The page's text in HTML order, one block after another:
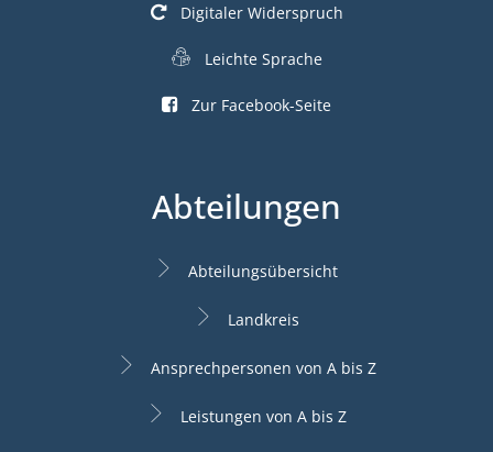
Digitaler Widerspruch
Leichte Sprache
Zur Facebook-Seite
Abteilungen
Abteilungsübersicht
Landkreis
Ansprechpersonen von A bis Z
Leistungen von A bis Z